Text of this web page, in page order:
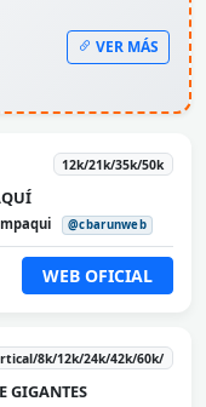
VER MÁS
12k/21k/35k/50k
@cbarunweb
WEB OFICIAL
8k/12k/24k/42k/60k/
GIGANTES